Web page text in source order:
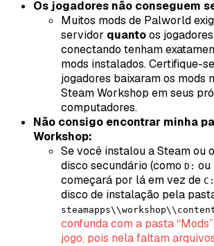
Os jogadores não conseguem
Muitos mods de Palworld
servidor quantoos
conectando tenham
mods instalados. Certifique-
jogadores baixaram os mods
Steam Workshop em seus
computadores.
Não consigo encontrar minha
Workshop:
Se você instalou a Steam ou o
disco secundário (como D: ou
começará por lá em vez de C:
disco de instalação pela
confunda com a pasta
jogo, pois nela faltam